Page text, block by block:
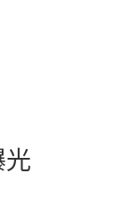
光